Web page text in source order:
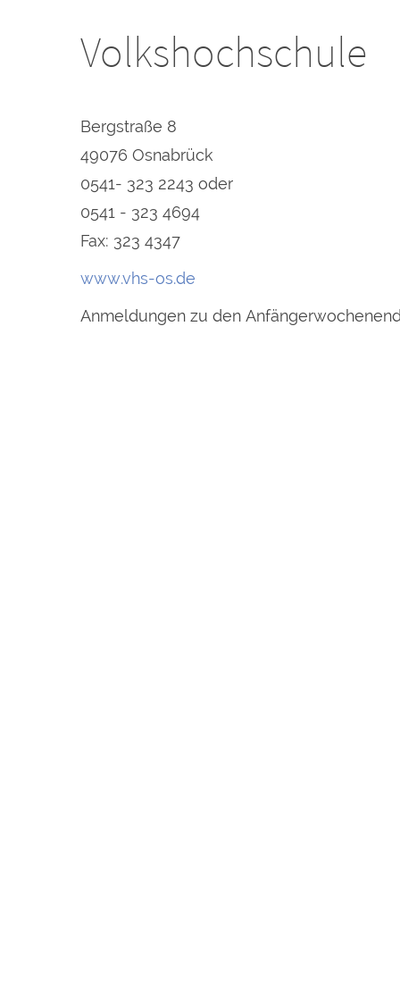
Volkshochschule
Bergstraße 8
49076 Osnabrück
0541- 323 2243 oder
0541 - 323 4694
Fax: 323 4347
www.vhs-os.de
Anmeldungen zu den